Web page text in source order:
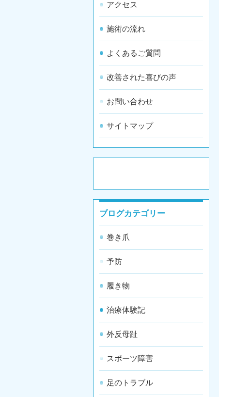
アクセス
施術の流れ
よくあるご質問
改善された喜びの声
お問い合わせ
サイトマップ
ブログカテゴリー
巻き爪
予防
履き物
治療体験記
外反母趾
スポーツ障害
足のトラブル